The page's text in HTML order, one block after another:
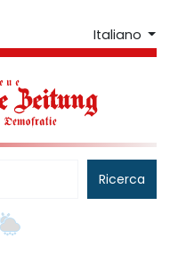
Italiano
Ricerca